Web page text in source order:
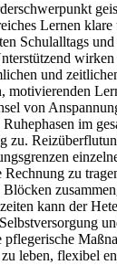
Lernen
Schulalltags
und
motivierenden
von
im
zu.
Rechnung zu
kann der
pflegerische
leben, flexibel